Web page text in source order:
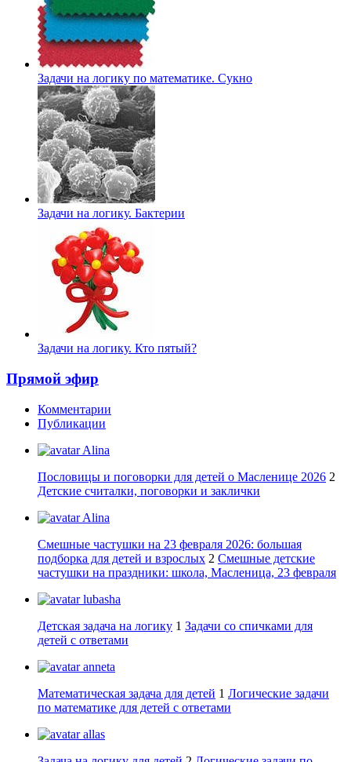
Задачи на логику по математике. Сукно
Задачи на логику. Бактерии
Задачи на логику. Кто пятый?
Прямой эфир
Комментарии
Публикации
Alina
Пословицы и поговорки для детей о Масленице 2026 2
Детские считалки, поговорки и заклички
Alina
Смешные частушки на 23 февраля 2026: большая
подборка для детей и взрослых 2 Смешные детские
частушки на праздники: школа, Масленица, 23 февраля
lubasha
Детская задача на логику 1 Задачи со спичками для
детей с ответами
anneta
Математическая задача для детей 1 Логические задачи
по математике для детей с ответами
allas